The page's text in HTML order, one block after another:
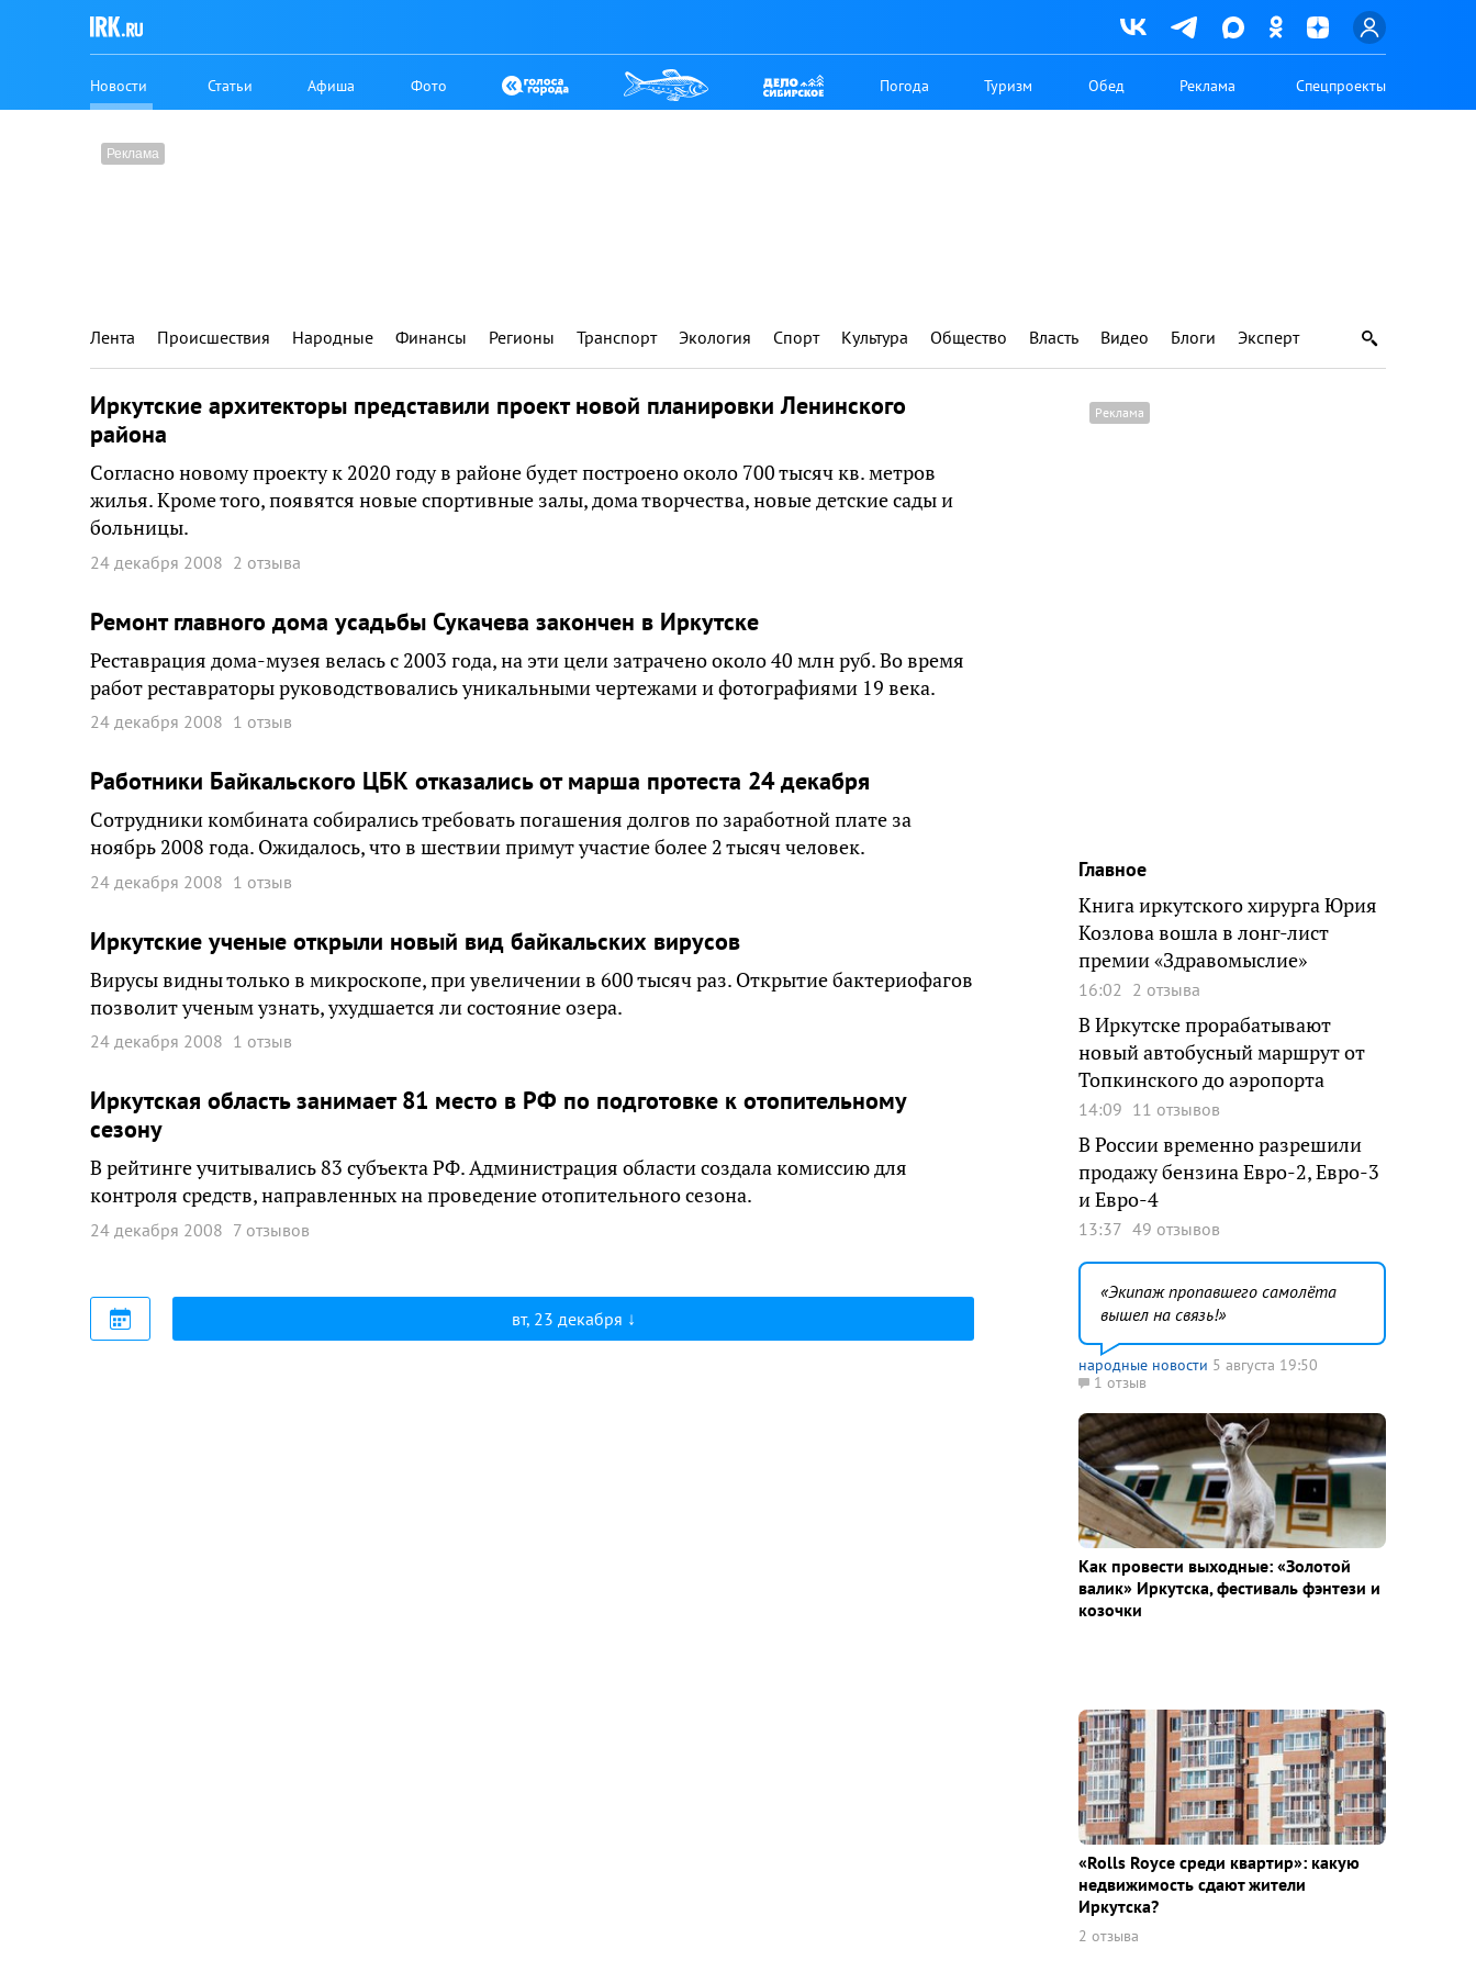
Новости Статьи Афиша Фото Погода Туризм Обед Реклама Спецпроекты
Лента Происшествия Народные Финансы Регионы Транспорт Экология Спорт Культура Общество Власть Видео Блоги Эксперт
Иркутские архитекторы представили проект новой планировки Ленинского
района
Согласно новому проекту к 2020 году в районе будет построено около 700 тысяч кв. метров
жилья. Кроме того, появятся новые спортивные залы, дома творчества, новые детские сады и
больницы.
24 декабря 2008 2 отзыва
Ремонт главного дома усадьбы Сукачева закончен в Иркутске
Реставрация дома-музея велась с 2003 года, на эти цели затрачено около 40 млн руб. Во время
работ реставраторы руководствовались уникальными чертежами и фотографиями 19 века.
24 декабря 2008 1 отзыв
Работники Байкальского ЦБК отказались от марша протеста 24 декабря
Сотрудники комбината собирались требовать погашения долгов по заработной плате за
ноябрь 2008 года. Ожидалось, что в шествии примут участие более 2 тысяч человек.
24 декабря 2008 1 отзыв
Иркутские ученые открыли новый вид байкальских вирусов
Вирусы видны только в микроскопе, при увеличении в 600 тысяч раз. Открытие бактериофагов
позволит ученым узнать, ухудшается ли состояние озера.
24 декабря 2008 1 отзыв
Иркутская область занимает 81 место в РФ по подготовке к отопительному
сезону
В рейтинге учитывались 83 субъекта РФ. Администрация области создала комиссию для
контроля средств, направленных на проведение отопительного сезона.
24 декабря 2008 7 отзывов
вт, 23 декабря
Главное
Книга иркутского хирурга Юрия
Козлова вошла в лонг-лист
премии «Здравомыслие»
16:02 2 отзыва
В Иркутске прорабатывают
новый автобусный маршрут от
Топкинского до аэропорта
14:09 11 отзывов
В России временно разрешили
продажу бензина Евро-2, Евро-3
и Евро-4
13:37 49 отзывов
Экипаж пропавшего самолёта
вышел на связь!
народные новости 5 августа 19:50
1 отзыв
Как провести выходные: «Золотой
валик» Иркутска, фестиваль фэнтези и
козочки
«Rolls Royce среди квaртир»: какую
недвижимость сдают жители
Иркутска?
2 отзыва